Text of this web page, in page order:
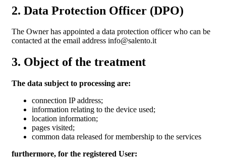
2. Data Protection Officer (DPO)
The Owner has appointed a data protection officer who can be
contacted at the email address info@salento.it
3. Object of the treatment
The data subject to processing are:
connection IP address;
information relating to the device used;
location information;
pages visited;
common data released for membership to the services
furthermore, for the registered User: